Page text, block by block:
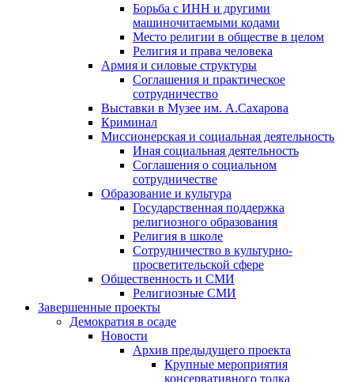
Борьба с ИНН и другими
машиночитаемыми кодами
Место религии в обществе в целом
Религия и права человека
Армия и силовые структуры
Соглашения и практическое
сотрудничество
Выставки в Музее им. А.Сахарова
Криминал
Миссионерская и социальная деятельность
Иная социальная деятельность
Соглашения о социальном
сотрудничестве
Образование и культура
Государственная поддержка
религиозного образования
Религия в школе
Сотрудничество в культурно-
просветительской сфере
Общественность и СМИ
Религиозные СМИ
Завершенные проекты
Демократия в осаде
Новости
Архив предыдущего проекта
Крупные мероприятия
консервативного толка